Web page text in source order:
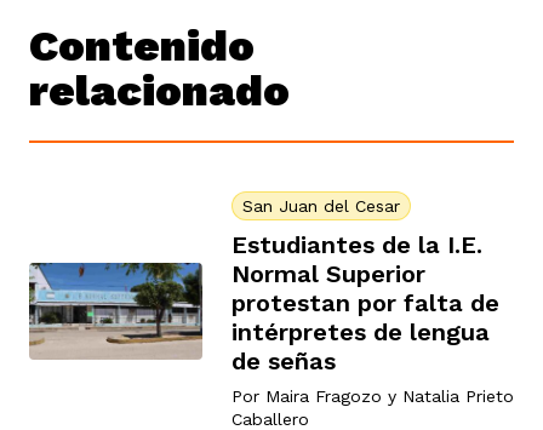
Contenido
relacionado
San Juan del Cesar
Estudiantes de la I.E.
Normal Superior
protestan por falta de
intérpretes de lengua
de señas
Por Maira Fragozo y Natalia Prieto
Caballero